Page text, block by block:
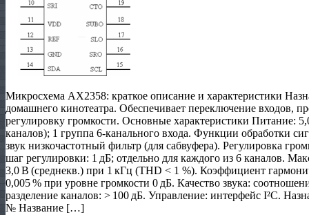
Микросхема AX2358: краткое описание и характеристики
домашнего кинотеатра. Обеспечивает переключение входов,
регулировку громкости. Основные характеристики Питание:
каналов); 1 группа 6‑канального входа. Функции обработки
звук низкочастотный фильтр (для сабвуфера). Регулировка
шаг регулировки: 1 дБ; отдельно для каждого из 6 каналов.
3,0 В (среднекв.) при 1 кГц (THD < 1 %). Коэффициент
0,005 % при уровне громкости 0 дБ. Качество звука:
разделение каналов: > 100 дБ. Управление: интерфейс I²C.
№ Название […]